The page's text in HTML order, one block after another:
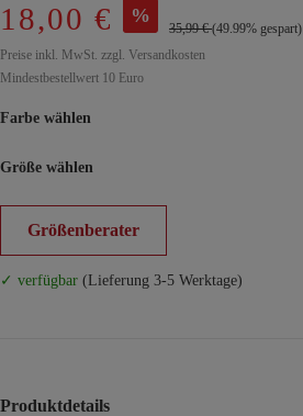
18,00 € %
35,99 €(49.99% gespart)
Preise inkl. MwSt. zzgl. Versandkosten
Mindestbestellwert 10 Euro
Farbe wählen
Größe wählen
Größenberater
✓ verfügbar (Lieferung 3-5 Werktage)
Produktdetails